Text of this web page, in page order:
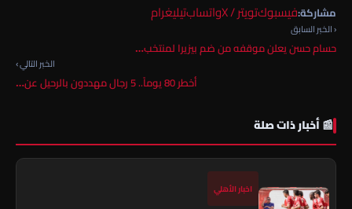
مشاركة:فيسبوكتويتر / X واتسابتيليغرام
‹ الخبر السابق
حسام حسن يعلن موقفه من ضم بيزيرا لمنتخب…
الخبر التالي ›
أخطر 80 يوماً.. 5 رجال مهددون بالرحيل عن…
📰 أخبار ذات صلة
اخبار الأهلي